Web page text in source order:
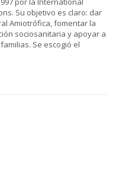
Su objetivo es claro: dar
Amiotrófica, fomentar la
sociosanitaria y apoyar a
Se escogió el